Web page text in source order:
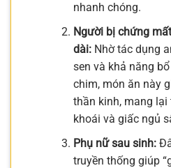
nhanh chóng.
Người bị chứng
dài:Nhờ tác dụng
sen và khả năng
chim, món ăn này
thần kinh, mang
khoái và giấc ngủ
Phụ nữ sau sinh:
truyền thống giúp